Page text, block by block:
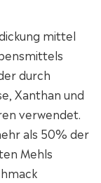
mittel
durch
Xanthan und
verwendet.
als 50% der
Mehls